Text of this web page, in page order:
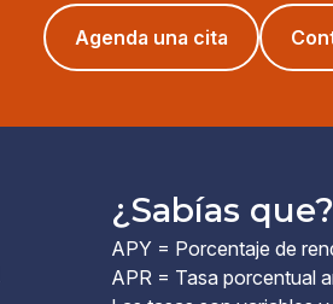
Agenda una cita (opens
in
new
¿Sabías que?
APY = Porcentaje de
APR = Tasa porcentual